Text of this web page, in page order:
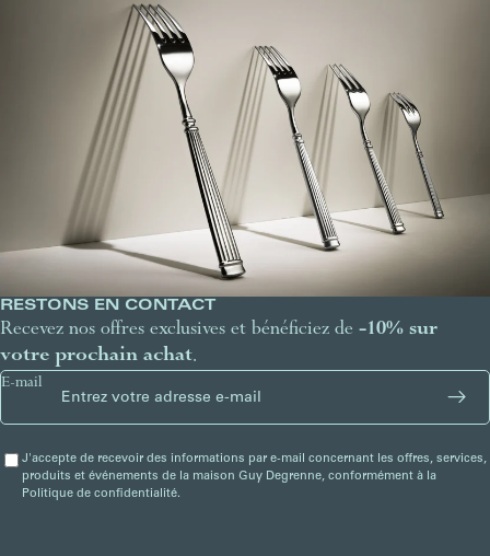
RESTONS EN CONTACT
Recevez nos offres exclusives et bénéficiez de -10% sur
votre prochain achat.
E-mail
J'accepte de recevoir des informations par e-mail concernant les offres, services,
produits et événements de la maison Guy Degrenne, conformément à la
Politique de confidentialité.